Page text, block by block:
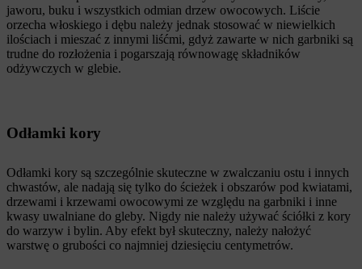
jaworu, buku i wszystkich odmian drzew owocowych. Liście
orzecha włoskiego i dębu należy jednak stosować w niewielkich
ilościach i mieszać z innymi liśćmi, gdyż zawarte w nich garbniki są
trudne do rozłożenia i pogarszają równowagę składników
odżywczych w glebie.
Odłamki kory
Odłamki kory są szczególnie skuteczne w zwalczaniu ostu i innych
chwastów, ale nadają się tylko do ścieżek i obszarów pod kwiatami,
drzewami i krzewami owocowymi ze względu na garbniki i inne
kwasy uwalniane do gleby. Nigdy nie należy używać ściółki z kory
do warzyw i bylin. Aby efekt był skuteczny, należy nałożyć
warstwę o grubości co najmniej dziesięciu centymetrów.